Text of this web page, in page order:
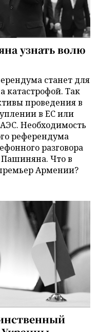
узнать волю
станет для
Так
проведения в
в ЕС или
Необходимость
референдума
разговора
Что в
Армении?